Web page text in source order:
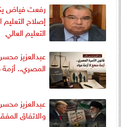
رفعت فياض
إصلاح
التعليم العالي
عبدالعزيز
المصري.. أزمة
عبدالعزيز
والاتفاق